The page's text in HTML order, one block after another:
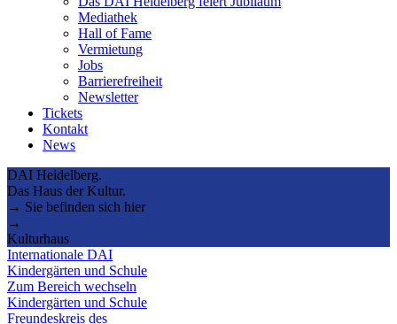
Mediathek
Hall of Fame
Vermietung
Jobs
Barrierefreiheit
Newsletter
Tickets
Kontakt
News
DAI Heidelberg.
Das Haus der Kultur.
→ Sie befinden sich hier
→
Kulturhaus
Internationale DAI
Kindergärten und Schule
Zum Bereich wechseln
Kindergärten und Schule
Freundeskreis des